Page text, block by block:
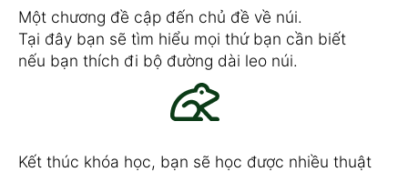
Một chương đề cập đến chủ đề về núi.
Tại đây bạn sẽ tìm hiểu mọi thứ bạn cần biết
nếu bạn thích đi bộ đường dài leo núi.
Kết thúc khóa học, bạn sẽ học được nhiều thuật